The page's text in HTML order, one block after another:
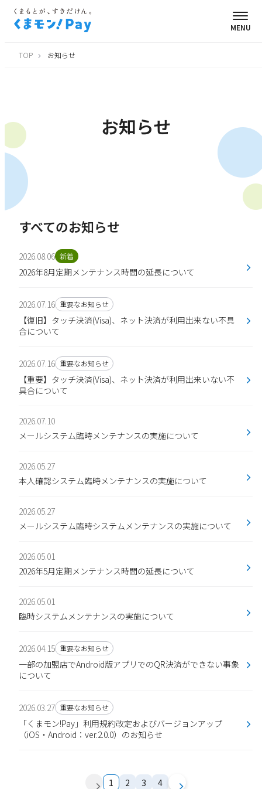
MENU
TOP お知らせ
お知らせ
すべてのお知らせ
2026.08.06 新着
2026年8月定期メンテナンス時間の延長について
2026.07.16 重要なお知らせ
【復旧】タッチ決済(Visa)、ネット決済が利用出来ない不具
合について
2026.07.16 重要なお知らせ
【重要】タッチ決済(Visa)、ネット決済が利用出来いない不
具合について
2026.07.10
メールシステム臨時メンテナンスの実施について
2026.05.27
本人確認システム臨時メンテナンスの実施について
2026.05.27
メールシステム臨時システムメンテナンスの実施について
2026.05.01
2026年5月定期メンテナンス時間の延長について
2026.05.01
臨時システムメンテナンスの実施について
2026.04.15 重要なお知らせ
一部の加盟店でAndroid版アプリでのQR決済ができない事象
について
2026.03.27 重要なお知らせ
「くまモン!Pay」利用規約改定およびバージョンアップ
（iOS・Android：ver.2.0.0）のお知らせ
前へ 1 2 3 4 次へ